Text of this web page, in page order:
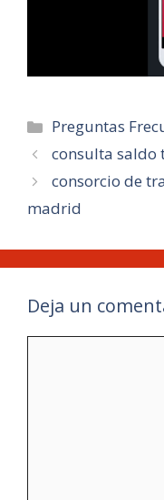
Categorías
Preguntas
consulta
consorcio de
madrid
Deja un